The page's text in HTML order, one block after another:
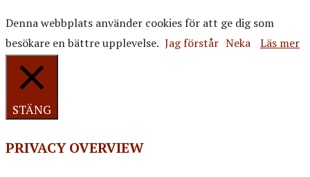
Denna webbplats använder cookies för att ge dig som
besökare en bättre upplevelse. Jag förstår Neka Läs mer
STÄNG
PRIVACY OVERVIEW